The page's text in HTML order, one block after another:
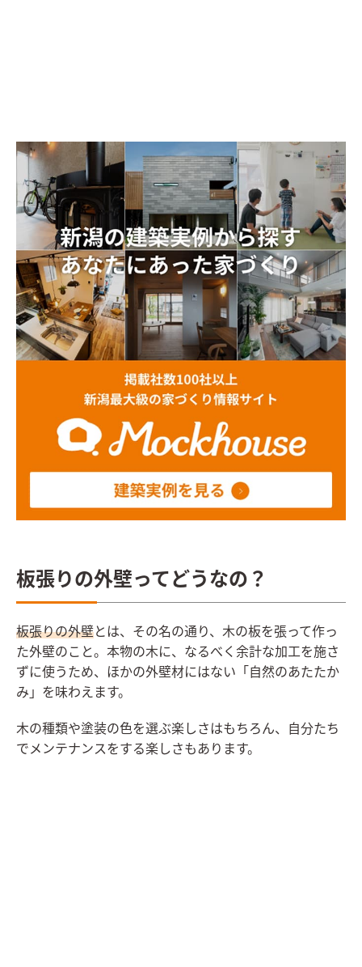
板張りの外壁ってどうなの？
板張りの外壁とは、その名の通り、木の板を張って作っ
た外壁のこと。本物の木に、なるべく余計な加工を施さ
ずに使うため、ほかの外壁材にはない「自然のあたたか
み」を味わえます。
木の種類や塗装の色を選ぶ楽しさはもちろん、自分たち
でメンテナンスをする楽しさもあります。